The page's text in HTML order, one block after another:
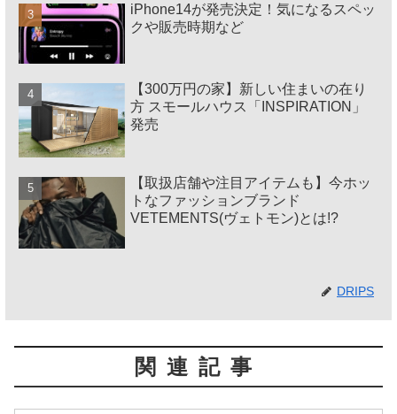
iPhone14が発売決定！気になるスペッ
クや販売時期など
【300万円の家】新しい住まいの在り
方 スモールハウス「INSPIRATION」
発売
【取扱店舗や注目アイテムも】今ホッ
トなファッションブランド
VETEMENTS(ヴェトモン)とは!?
DRIPS
関連記事